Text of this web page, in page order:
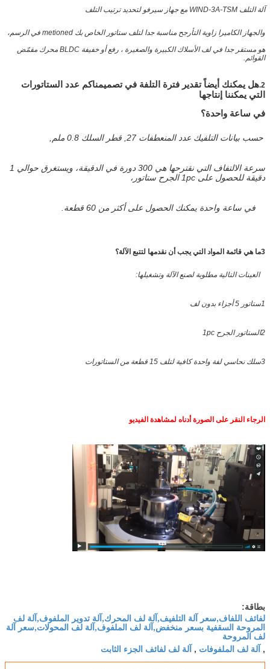
آلة التلف WIND-3A-TSM مع جهاز سيرفو لتحديد ترتيب التلف
والجهاز الكاميرا زاوية التأرجح مناسبة جدا لتلف ستاتور الخاص بك metioned في الرسم،
هو مستقر جدا في لف الأسلاك الكبيرة والصغيرة ، رفع أو خفيفة BLDC محرك مقمّض
القوائم.
2. هل يمكنك أيضاً تقدير فترة التلفة في تصميمناكم عدد الستاتورات
التي يمكننا إنتاجها
في ساعة واحدة؟
حسب بيانات التلفيك عدد المنعطفات 27, قطر السلك 0.8 ملم,
سرعة الالتفاف التي نقترحها هي 300 دورة في الدقيقة، ويستغرق حوالي 1
دقيقة للحصول على 1pc الجرح ستاتور،
في ساعة واحدة يمكنك الحصول على أكثر من 60 قطعة.
3ما هي قائمة المواد التي يجب أن نقدمها لتتبع الآلة؟
العينات التالية مطلوبة لصنع الآلة وتشغيلها:
1ستاتور 5 أجزاء بدون لف
2الستاتور الجرح 1pc
3سلك نحاسي لفة واحدة كافية لتلف 15 قطعة من الستاتورات
الرجاء النقر على الصورة أدناه لمشاهدة الفيديو
بطاقة:
لفائف اللفاف,سعر آلة التلفيف,آلة لف المحرك,آلة تدوير الملفوف,آلة لف
المروحة السقفية بسعر منخفض,آلة لف الملفوف,آلة لف المحولات,سعر آلة
لف المروحة
, آلة لف الملفوفات , آلة لف لفائف الجزء الثابت